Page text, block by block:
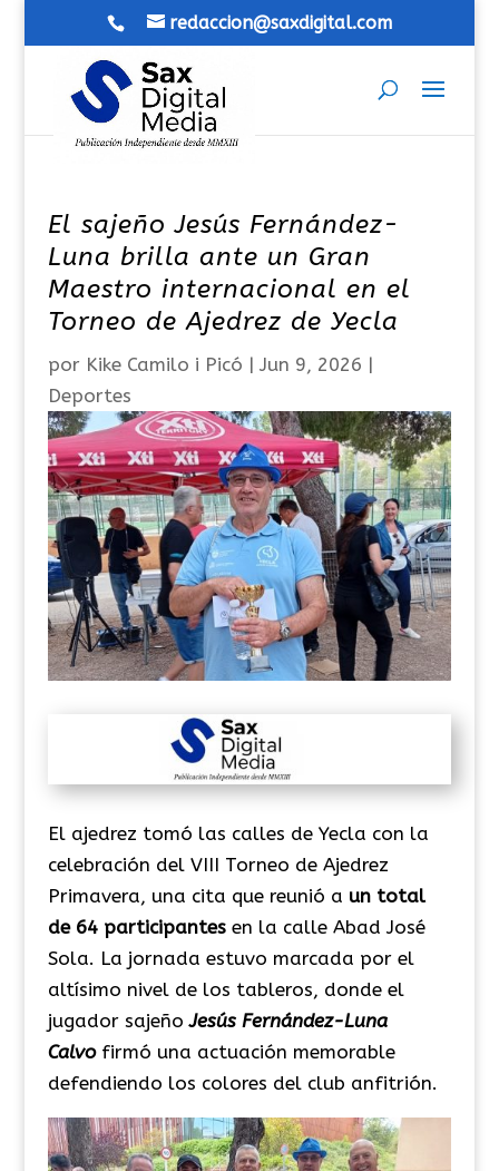
redaccion@saxdigital.com
El sajeño Jesús Fernández-
Luna brilla ante un Gran
Maestro internacional en el
Torneo de Ajedrez de Yecla
por Kike Camilo i Picó | Jun 9, 2026 |
Deportes
El ajedrez tomó las calles de Yecla con la
celebración del VIII Torneo de Ajedrez
Primavera, una cita que reunió a un total
de 64 participantesen la calle Abad José
Sola. La jornada estuvo marcada por el
altísimo nivel de los tableros, donde el
jugador sajeño Jesús Fernández-Luna
Calvofirmó una actuación memorable
defendiendo los colores del club anfitrión.